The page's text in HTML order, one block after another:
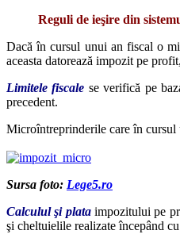
Reguli de ieşire din
Dacă în cursul unui an fiscal o
aceasta datorează impozit pe
Limitele fiscale se verifică pe
precedent.
Microîntreprinderile care în cursul
Sursa foto: Lege5.ro
Calculul şi plataimpozitului pe
şi cheltuielile realizate începând